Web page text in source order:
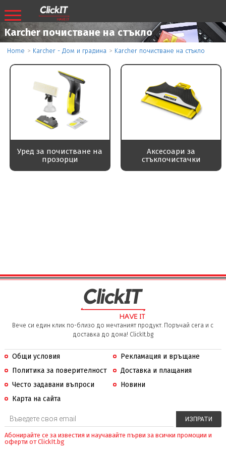
Karcher почистване на стъкло
Home > Karcher - Дом и градина > Karcher почистване на стъкло
Уред за почистване на
прозорци
Аксесоари за
стъклочистачки
Вече си един клик по-близо до мечтаният продукт. Поръчай сега и с
доставка до дома! ClickIt.bg
Общи условия
Рекламация и връщане
Политика за поверителност
Доставка и плащания
Често задавани въпроси
Новини
Карта на сайта
Абонирайте се за известия и научавайте първи за всички промоции и
оферти от ClickIt.bg